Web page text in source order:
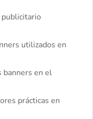
publicitario
utilizados en
banners en el
prácticas en